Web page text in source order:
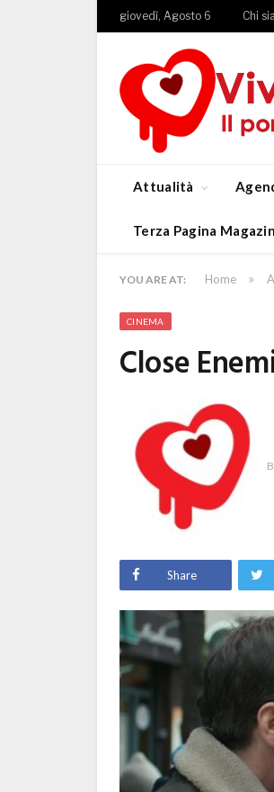
giovedì, Agosto 6 Chi
Attualità
Terza Pagina
YOU ARE AT: Home »
CINEMA
Close
Share